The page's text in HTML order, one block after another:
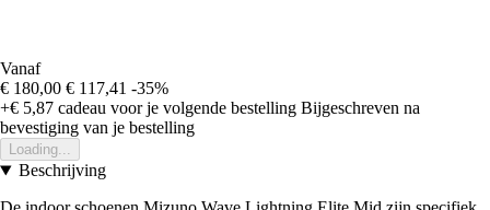
Vanaf
€ 180,00 € 117,41 -35%
+€ 5,87 cadeau voor je volgende bestelling Bijgeschreven na
bevestiging van je bestelling
Loading...
Beschrijving